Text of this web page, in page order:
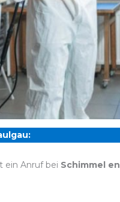
ein Anruf bei Schimmel